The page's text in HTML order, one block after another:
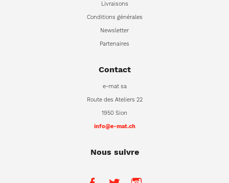
Livraisons
Conditions générales
Newsletter
Partenaires
Contact
e-mat sa
Route des Ateliers 22
1950 Sion
info@e-mat.ch
Nous suivre